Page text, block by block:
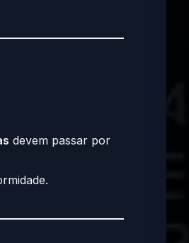
devem passar por